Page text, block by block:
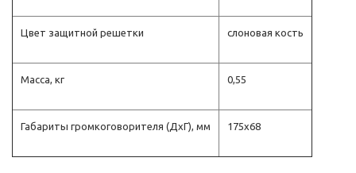
Цвет защитной решетки слоновая кость
Масса, кг 0,55
Габариты громкоговорителя (ДхГ), мм 175х68